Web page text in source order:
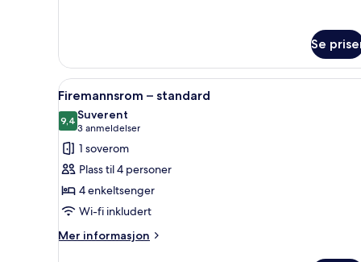
Se
Åpne
alle
bildene
av
Firemannsrom
–
standard
Safe på rommet, skrivebord,
8
Firemannsrom – standard
9,49,4 av 10
Suverent
3 anmeldelser
(3
anmeldelser)
1 soverom
Plass til 4 personer
4 enkeltsenger
Wi-fi inkludert
Mer informasjon
Mer